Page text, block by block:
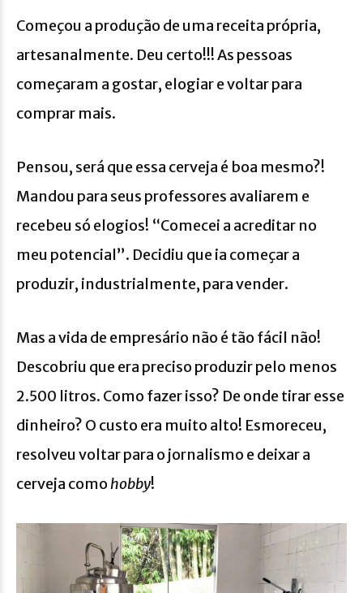
Começou a produção de uma receita própria,
artesanalmente. Deu certo!!! As pessoas
começaram a gostar, elogiar e voltar para
comprar mais.
Pensou, será que essa cerveja é boa mesmo?!
Mandou para seus professores avaliarem e
recebeu só elogios! “Comecei a acreditar no
meu potencial”. Decidiu que ia começar a
produzir, industrialmente, para vender.
Mas a vida de empresário não é tão fácil não!
Descobriu que era preciso produzir pelo menos
2.500 litros. Como fazer isso? De onde tirar esse
dinheiro? O custo era muito alto! Esmoreceu,
resolveu voltar para o jornalismo e deixar a
cerveja comohobby!